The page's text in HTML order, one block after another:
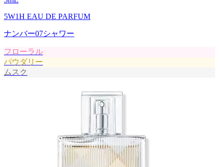
5W1H EAU DE PARFUM
ナンバー07シャワー
フローラル
パウダリー
ムスク